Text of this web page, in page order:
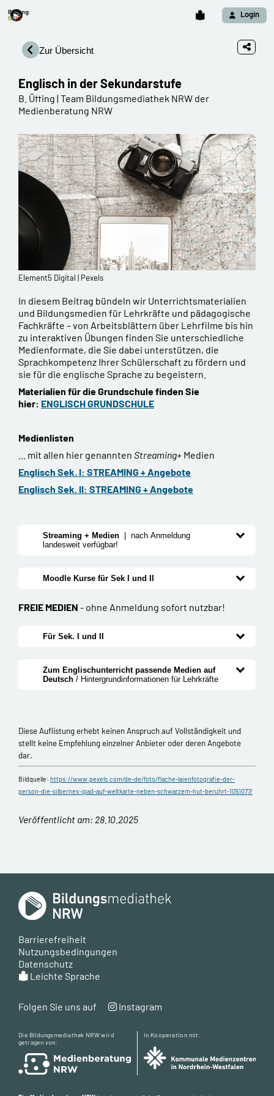
Login
Zur Übersicht
Englisch in der Sekundarstufe
B. Üffing | Team Bildungsmediathek NRW der
Medienberatung NRW
Element5 Digital | Pexels
In diesem Beitrag bündeln wir Unterrichtsmaterialien
und Bildungsmedien für Lehrkräfte und pädagogische
Fachkräfte – von Arbeitsblättern über Lehrfilme bis hin
zu interaktiven Übungen finden Sie unterschiedliche
Medienformate, die Sie dabei unterstützen, die
Sprachkompetenz Ihrer Schülerschaft zu fördern und
sie für die englische Sprache zu begeistern.
Materialien für die Grundschule finden Sie
hier: ENGLISCH GRUNDSCHULE
Medienlisten
... mit allen hier genannten Streaming+ Medien
Englisch Sek. I: STREAMING + Angebote
Englisch Sek. II: STREAMING + Angebote
Streaming + Medien
| nach Anmeldung
landesweit verfügbar!
Moodle Kurse für Sek I und II
FREIE MEDIEN - ohne Anmeldung sofort nutzbar!
Für Sek. I und II
Zum Englischunterricht passende Medien auf
Deutsch / Hintergrundinformationen für Lehrkräfte
Diese Auflistung erhebt keinen Anspruch auf Vollständigkeit und
stellt keine Empfehlung einzelner Anbieter oder deren Angebote
dar.
Bildquelle: https://www.pexels.com/de-de/foto/flache-laienfotografie-der-
person-die-silbernes-ipad-auf-weltkarte-neben-schwarzem-hut-beruhrt-1051077/
Veröffentlicht am: 28.10.2025
Barrierefreiheit
Nutzungsbedingungen
Datenschutz
Leichte Sprache
Folgen Sie uns auf Instagram
Die Bildungsmediathek NRW wird
getragen von:
In Kooperation mit: